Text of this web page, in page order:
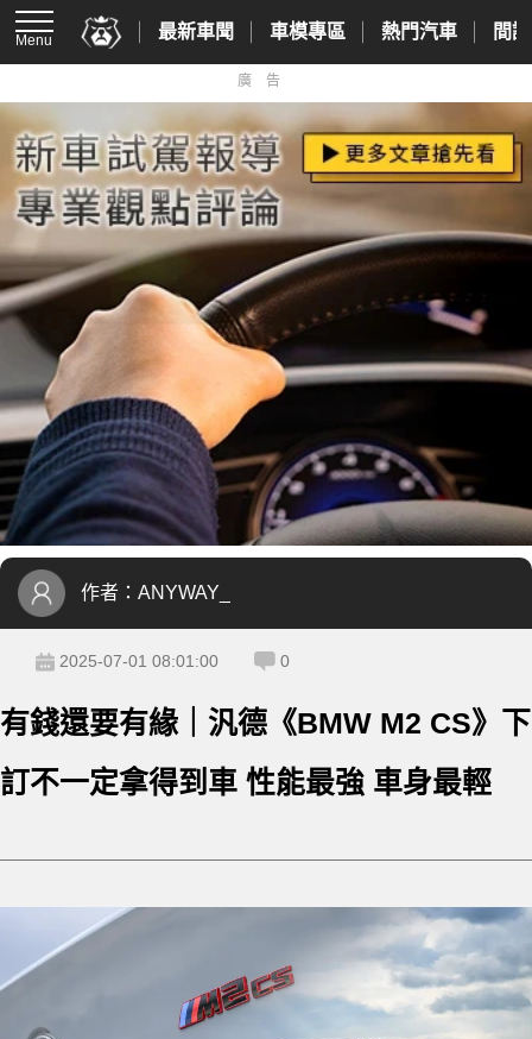
Menu 最新車聞 車模專區 熱門汽車 間
廣告
作者： ANYWAY_
2025-07-01 08:01:00 0
有錢還要有緣｜汎德《BMW M2 CS》下
訂不一定拿得到車 性能最強 車身最輕